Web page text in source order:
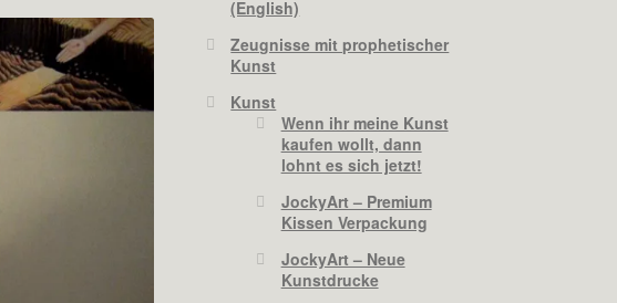
(English)
Zeugnisse mit prophetischer
Kunst
Kunst
Wenn ihr meine Kunst
kaufen wollt, dann
lohnt es sich jetzt!
JockyArt – Premium
Kissen Verpackung
JockyArt – Neue
Kunstdrucke